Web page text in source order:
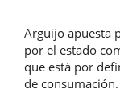
Arguijo apuesta
por el estado
que está por
de consumación.